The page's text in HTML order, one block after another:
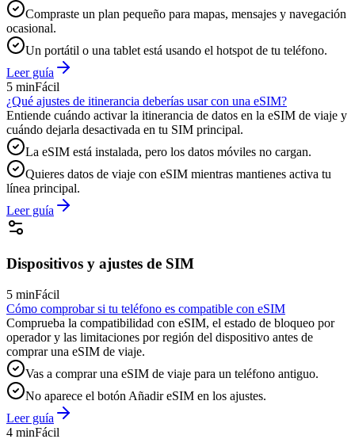
Compraste un plan pequeño para mapas, mensajes y navegación
ocasional.
Un portátil o una tablet está usando el hotspot de tu teléfono.
Leer guía
5 minFácil
¿Qué ajustes de itinerancia deberías usar con una eSIM?
Entiende cuándo activar la itinerancia de datos en la eSIM de viaje y
cuándo dejarla desactivada en tu SIM principal.
La eSIM está instalada, pero los datos móviles no cargan.
Quieres datos de viaje con eSIM mientras mantienes activa tu
línea principal.
Leer guía
Dispositivos y ajustes de SIM
5 minFácil
Cómo comprobar si tu teléfono es compatible con eSIM
Comprueba la compatibilidad con eSIM, el estado de bloqueo por
operador y las limitaciones por región del dispositivo antes de
comprar una eSIM de viaje.
Vas a comprar una eSIM de viaje para un teléfono antiguo.
No aparece el botón Añadir eSIM en los ajustes.
Leer guía
4 minFácil